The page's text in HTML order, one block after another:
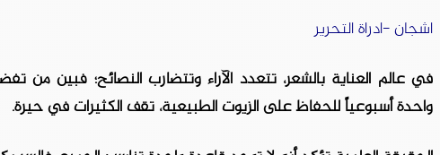
اشجان -ادراة التحرير
في عالم العناية بالشعر، تتعدد الآراء وتتضارب النصائح؛ فبين
واحدة أسبوعياً للحفاظ على الزيوت الطبيعية، تقف الكثيرات في حيرة.